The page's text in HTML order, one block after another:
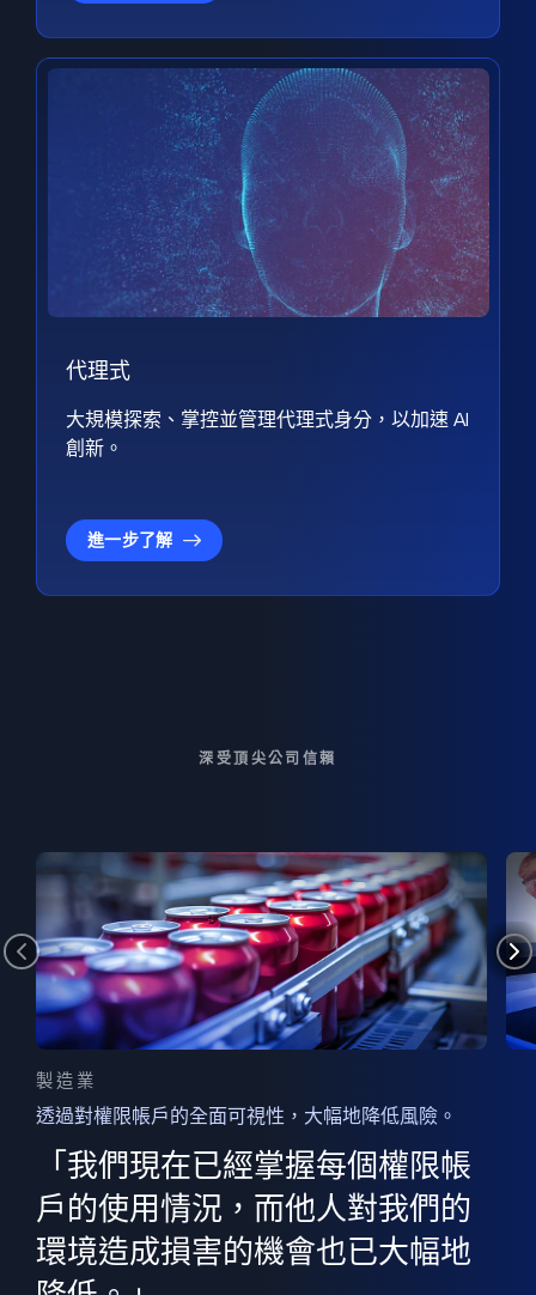
代理式
大規模探索、掌控並管理代理式身分，以加速 AI
創新。
進一步了解
深受頂尖公司信賴
製造業
透過對權限帳戶的全面可視性，大幅地降低風險。
「我們現在已經掌握每個權限帳
戶的使用情況，而他人對我們的
環境造成損害的機會也已大幅地